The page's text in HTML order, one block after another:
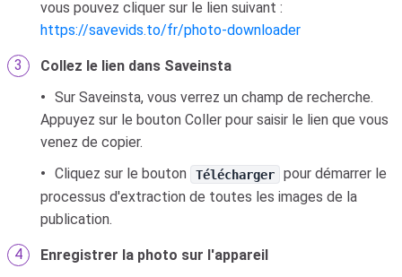
vous pouvez cliquer sur le lien suivant :
https://savevids.to/fr/photo-downloader
Collez le lien dans Saveinsta
Sur Saveinsta, vous verrez un champ de recherche.
Appuyez sur le bouton Coller pour saisir le lien que vous
venez de copier.
Cliquez sur le bouton
Télécharger
pour démarrer le
processus d'extraction de toutes les images de la
publication.
Enregistrer la photo sur l'appareil